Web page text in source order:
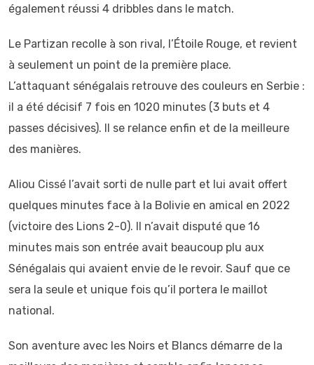
également réussi 4 dribbles dans le match.
Le Partizan recolle à son rival, l’Étoile Rouge, et revient
à seulement un point de la première place.
L’attaquant sénégalais retrouve des couleurs en Serbie :
il a été décisif 7 fois en 1020 minutes (3 buts et 4
passes décisives). Il se relance enfin et de la meilleure
des manières.
Aliou Cissé l’avait sorti de nulle part et lui avait offert
quelques minutes face à la Bolivie en amical en 2022
(victoire des Lions 2-0). Il n’avait disputé que 16
minutes mais son entrée avait beaucoup plu aux
Sénégalais qui avaient envie de le revoir. Sauf que ce
sera la seule et unique fois qu’il portera le maillot
national.
Son aventure avec les Noirs et Blancs démarre de la